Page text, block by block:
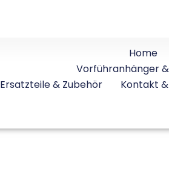
Home
Vorführanhänger
Ersatzteile & Zubehör
Kontakt